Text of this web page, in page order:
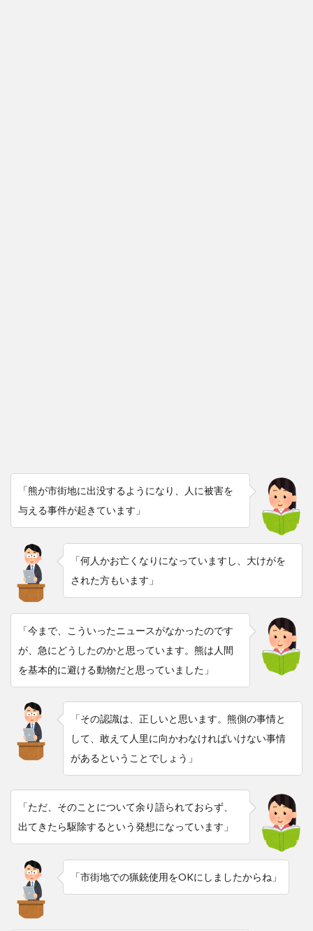
「熊が市街地に出没するようになり、人に被害を
与える事件が起きています」
「何人かお亡くなりになっていますし、大けがを
された方もいます」
「今まで、こういったニュースがなかったのです
が、急にどうしたのかと思っています。熊は人間
を基本的に避ける動物だと思っていました」
「その認識は、正しいと思います。熊側の事情と
して、敢えて人里に向かわなければいけない事情
があるということでしょう」
「ただ、そのことについて余り語られておらず、
出てきたら駆除するという発想になっています」
「市街地での猟銃使用をOKにしましたからね」